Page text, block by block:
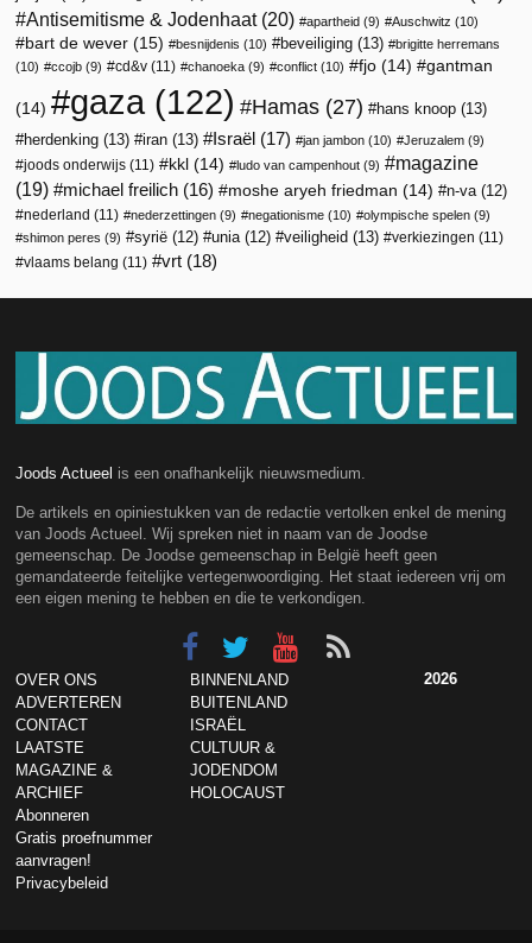
Antisemitisme & Jodenhaat(20) apartheid (9) Auschwitz (10)
bart de wever (15) besnijdenis (10) beveiliging (13)
brigitte herremans
(10)
ccojb (9) cd&v (11) chanoeka (9) conflict (10) fjo (14) gantman
(14) gaza(122) Hamas (27) hans knoop (13)
herdenking (13) iran (13) Israël (17) jan jambon (10) Jeruzalem (9)
joods onderwijs (11) kkl (14) ludo van campenhout (9)
magazine
(19)
michael freilich (16) moshe aryeh friedman (14) n-va(12)
nederland (11) nederzettingen (9) negationisme (10) olympische spelen (9)
shimon peres (9) syrië (12) unia(12) veiligheid (13) verkiezingen (11)
vlaams belang (11) vrt (18)
Joods Actueel is een onafhankelijk nieuwsmedium.
De artikels en opiniestukken van de redactie vertolken enkel de mening
van Joods Actueel. Wij spreken niet in naam van de Joodse
gemeenschap. De Joodse gemeenschap in België heeft geen
gemandateerde feitelijke vertegenwoordiging. Het staat iedereen vrij om
een eigen mening te hebben en die te verkondigen.
OVER ONS
ADVERTEREN
CONTACT
LAATSTE
MAGAZINE &
ARCHIEF
Abonneren
Gratis proefnummer
aanvragen!
Privacybeleid
BINNENLAND
BUITENLAND
ISRAËL
CULTUUR &
JODENDOM
HOLOCAUST
2026